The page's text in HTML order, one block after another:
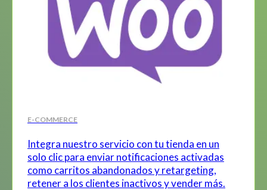
E-COMMERCE
Integra nuestro servicio con tu tienda en un
solo clic para enviar notificaciones activadas
como carritos abandonados y retargeting,
retener a los clientes inactivos y vender más.